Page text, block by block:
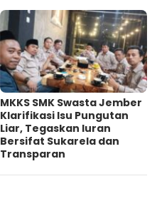
MKKS SMK Swasta Jember
Klarifikasi Isu Pungutan
Liar, Tegaskan Iuran
Bersifat Sukarela dan
Transparan